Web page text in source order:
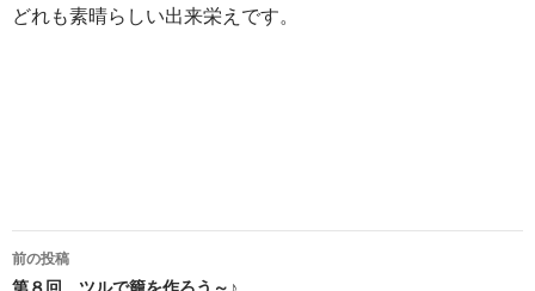
どれも素晴らしい出来栄えです。
投
前の投稿